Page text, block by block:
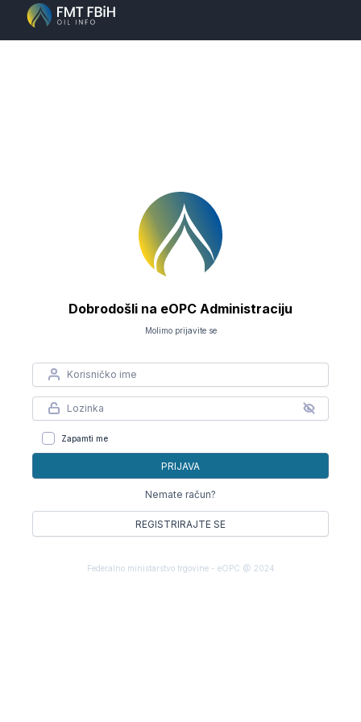
Dobrodošli na eOPC Administraciju
Molimo prijavite se
Zapamti me
PRIJAVA
Nemate račun?
REGISTRIRAJTE SE
Federalno ministarstvo trgovine - eOPC @ 2024